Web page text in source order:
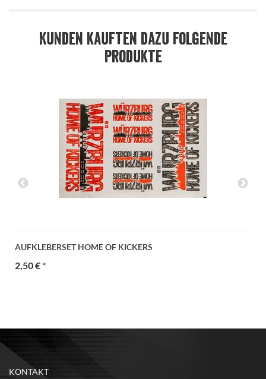
Kunden kauften dazu folgende
Produkte
AUFKLEBERSET HOME OF KICKERS
2,50 €*
KONTAKT